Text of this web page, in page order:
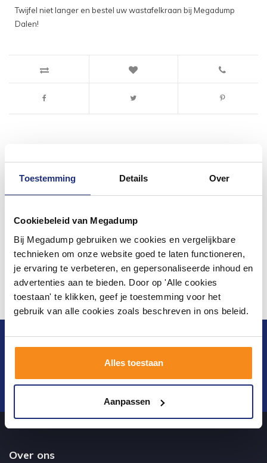
Toestemming Details Over
Cookiebeleid van Megadump
Bij Megadump gebruiken we cookies en vergelijkbare
technieken om onze website goed te laten functioneren,
je ervaring te verbeteren, en gepersonaliseerde inhoud en
advertenties aan te bieden. Door op 'Alle cookies
toestaan' te klikken, geef je toestemming voor het
gebruik van alle cookies zoals beschreven in ons beleid.
Alles toestaan
Aanpassen
Twijfel niet langer en bestel uw wastafelkraan bij Megadump
Dalen!
Verstuur
Over ons